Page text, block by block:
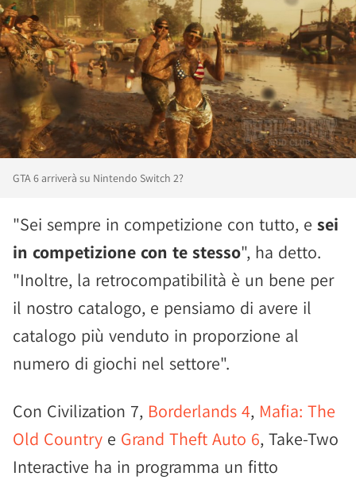
GTA 6 arriverà su Nintendo Switch 2?
"Sei sempre in competizione con tutto, e sei
in competizione con te stesso", ha detto.
"Inoltre, la retrocompatibilità è un bene per
il nostro catalogo, e pensiamo di avere il
catalogo più venduto in proporzione al
numero di giochi nel settore".
Con Civilization 7, Borderlands 4, Mafia: The
Old Country e Grand Theft Auto 6, Take-Two
Interactive ha in programma un fitto